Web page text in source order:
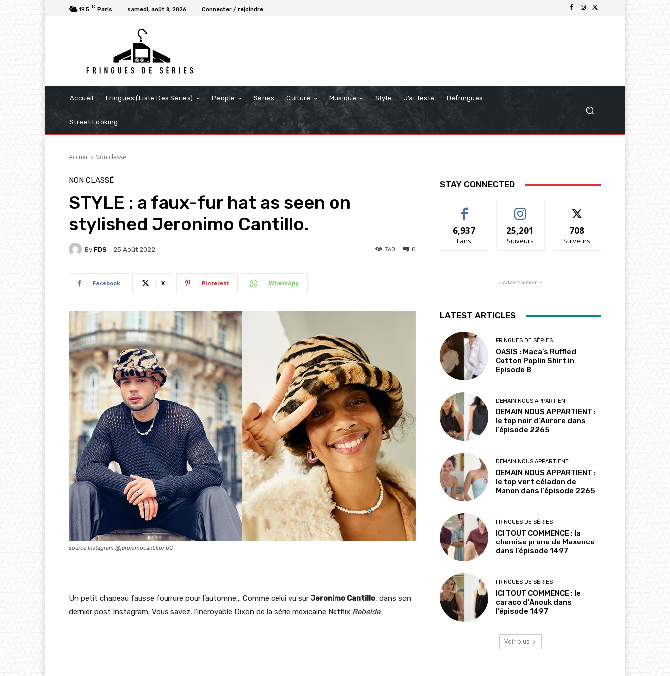
19.5 C Paris samedi, août 8, 2026 Connecter / rejoindre
Accueil Fringues (Liste Des Séries) People Séries Culture Musique Style J’ai Testé Défringués
Street Looking
Accueil Non classé
NON CLASSÉ
STYLE : a faux-fur hat as seen on
stylished Jeronimo Cantillo.
By FDS 25 Août 2022 0
760
Facebook X Pinterest WhatsApp
source Instagram @jeronimocantillo/ UO
Un petit chapeau fausse fourrure pour l’automne… Comme celui vu sur Jeronimo Cantillo, dans son
dernier post Instagram. Vous savez, l’incroyable Dixon de la série mexicaine Netflix Rebelde.
STAY CONNECTED
6,937
Fans
25,201
Suiveurs
708
Suiveurs
- Advertisement -
LATEST ARTICLES
FRINGUES DE SÉRIES
OASIS : Maca’s Ruffled
Cotton Poplin Shirt in
Episode 8
DEMAIN NOUS APPARTIENT
DEMAIN NOUS APPARTIENT :
le top noir d’Aurore dans
l’épisode 2265
DEMAIN NOUS APPARTIENT
DEMAIN NOUS APPARTIENT :
le top vert céladon de
Manon dans l’épisode 2265
FRINGUES DE SÉRIES
ICI TOUT COMMENCE : la
chemise prune de Maxence
dans l’épisode 1497
FRINGUES DE SÉRIES
ICI TOUT COMMENCE : le
caraco d’Anouk dans
l’épisode 1497
Voir plus